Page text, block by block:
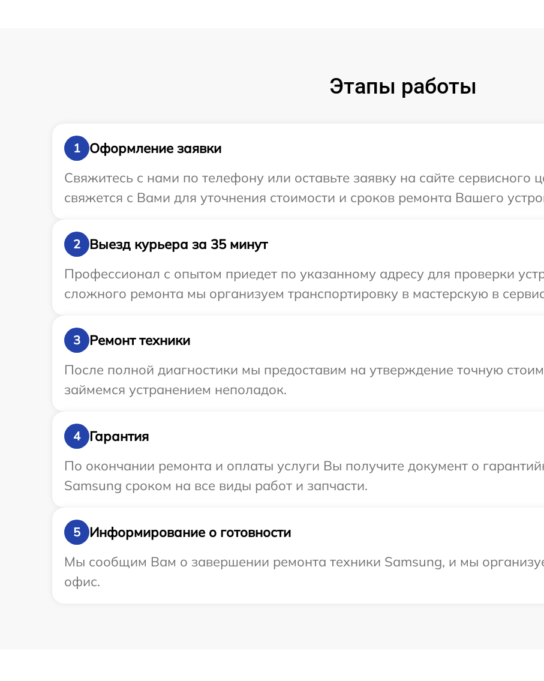
Этапы работы
1
Оформление заявки
Свяжитесь с нами по телефону или оставьте заявку на сайте
свяжется с Вами для уточнения стоимости и сроков ремонта Вашего
2
Выезд курьера за 35 минут
Профессионал с опытом приедет по указанному адресу для проверки
сложного ремонта мы организуем транспортировку в мастерскую в
3
Ремонт техники
После полной диагностики мы предоставим на утверждение точную
займемся устранением неполадок.
4
Гарантия
По окончании ремонта и оплаты услуги Вы получите документ о
Samsung сроком на все виды работ и запчасти.
5
Информирование о готовности
Мы сообщим Вам о завершении ремонта техники Samsung, и мы
офис.